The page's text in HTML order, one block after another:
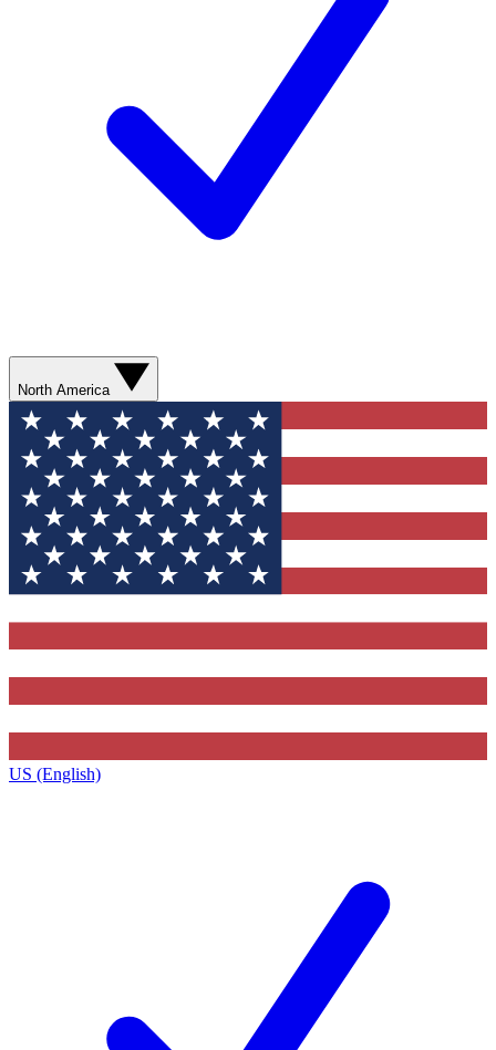
North America
US (English)